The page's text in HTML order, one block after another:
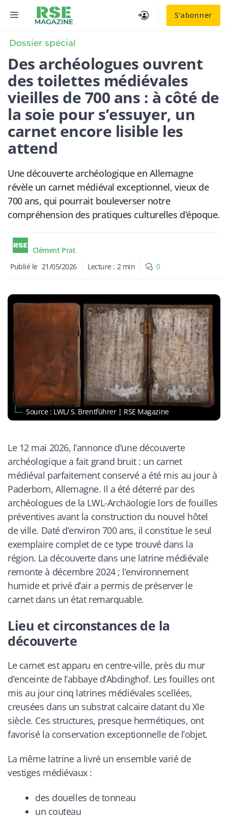
S'abonner
MENU
Dossier spécial
Des archéologues ouvrent
des toilettes médiévales
vieilles de 700 ans : à côté de
la soie pour s’essuyer, un
carnet encore lisible les
attend
Une découverte archéologique en Allemagne
révèle un carnet médiéval exceptionnel, vieux de
700 ans, qui pourrait bouleverser notre
compréhension des pratiques culturelles d’époque.
Clément Prat
Publié le 21/05/2026 Lecture : 2 min 0
Source : LWL/ S. Brentführer | RSE Magazine
Le 12 mai 2026, l’annonce d’une découverte
archéologique a fait grand bruit : un carnet
médiéval parfaitement conservé a été mis au jour à
Paderborn, Allemagne. Il a été déterré par des
archéologues de la LWL-Archäologie lors de fouilles
préventives avant la construction du nouvel hôtel
de ville. Daté d’environ 700 ans, il constitue le seul
exemplaire complet de ce type trouvé dans la
région. La découverte dans une latrine médiévale
remonte à décembre 2024 ; l’environnement
humide et privé d’air a permis de préserver le
carnet dans un état remarquable.
Lieu et circonstances de la
découverte
Le carnet est apparu en centre-ville, près du mur
d’enceinte de l’abbaye d’Abdinghof. Les fouilles ont
mis au jour cinq latrines médiévales scellées,
creusées dans un substrat calcaire datant du XIe
siècle. Ces structures, presque hermétiques, ont
favorisé la conservation exceptionnelle de l’objet.
La même latrine a livré un ensemble varié de
vestiges médiévaux :
des douelles de tonneau
un couteau